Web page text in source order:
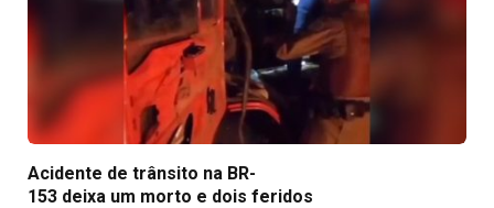
Acidente de trânsito na BR-
153 deixa um morto e dois feridos